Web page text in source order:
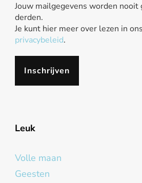
Jouw mailgegevens worden
derden.
Je kunt hier meer over lezen in ons
privacybeleid.
Leuk
Volle maan
Geesten